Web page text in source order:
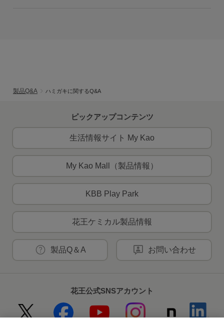
製品Q&A ハミガキに関するQ&A
ピックアップコンテンツ
生活情報サイト My Kao
My Kao Mall（製品情報）
KBB Play Park
花王ケミカル製品情報
製品Q＆A お問い合わせ
花王公式SNSアカウント